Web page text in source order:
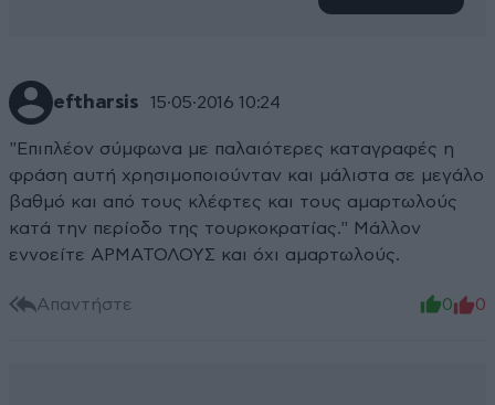
eftharsis 15·05·2016 10:24
"Επιπλέον σύμφωνα με παλαιότερες καταγραφές η
φράση αυτή χρησιμοποιούνταν και μάλιστα σε μεγάλο
βαθμό και από τους κλέφτες και τους αμαρτωλούς
κατά την περίοδο της τουρκοκρατίας." Μάλλον
εννοείτε ΑΡΜΑΤΟΛΟΥΣ και όχι αμαρτωλούς.
Απαντήστε 0 0